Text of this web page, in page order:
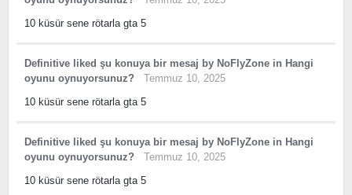
10 küsür sene rötarla gta 5
Definitive liked şu konuya bir mesaj by NoFlyZone in Hangi
oyunu oynuyorsunuz?
Temmuz 10, 2025
10 küsür sene rötarla gta 5
Definitive liked şu konuya bir mesaj by NoFlyZone in Hangi
oyunu oynuyorsunuz?
Temmuz 10, 2025
10 küsür sene rötarla gta 5